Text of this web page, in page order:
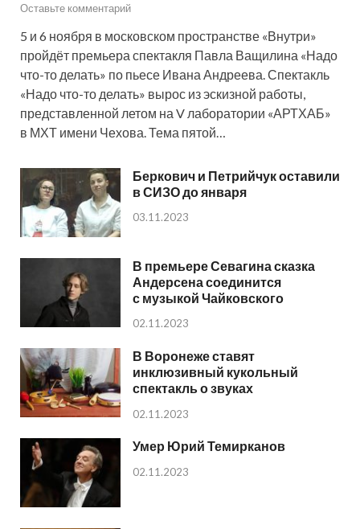
Оставьте комментарий
5 и 6 ноября в московском пространстве «Внутри»
пройдёт премьера спектакля Павла Ващилина «Надо
что-то делать» по пьесе Ивана Андреева. Спектакль
«Надо что-то делать» вырос из эскизной работы,
представленной летом на V лаборатории «АРТХАБ»
в МХТ имени Чехова. Тема пятой…
Беркович и Петрийчук оставили
в СИЗО до января
03.11.2023
В премьере Севагина сказка
Андерсена соединится
с музыкой Чайковского
02.11.2023
В Воронеже ставят
инклюзивный кукольный
спектакль о звуках
02.11.2023
Умер Юрий Темирканов
02.11.2023